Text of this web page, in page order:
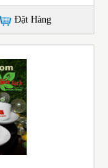
Đặt Hàng